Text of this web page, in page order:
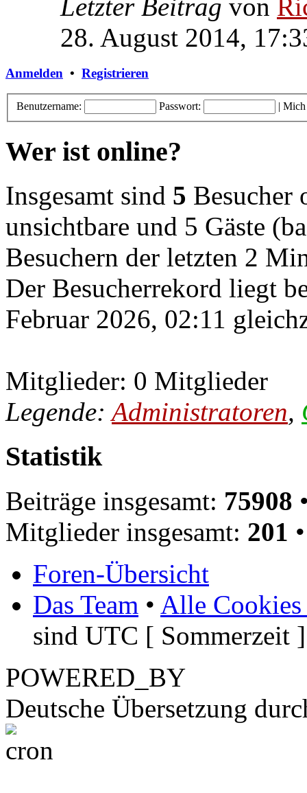
Letzter Beitrag von
28. August 2014,
Anmelden • Registrieren
Benutzername: Passwort: | Mich
Wer ist online?
Insgesamt sind 5 Besucher
unsichtbare und 5 Gäste
Besuchern der letzten 2
Der Besucherrekord liegt
Februar 2026, 02:11
Mitglieder: 0 Mitglieder
Legende:Administratoren,
Statistik
Beiträge insgesamt: 75908
Mitglieder insgesamt: 201
Foren-Übersicht
Das Team • Alle Cookies
sind UTC [ Sommerzeit ]
POWERED_BY
Deutsche Übersetzung